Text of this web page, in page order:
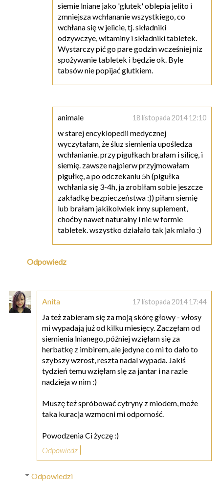
siemie lniane jako 'glutek' oblepia jelito i
zmniejsza wchłananie wszystkiego, co
wchłana się w jelicie, tj. składniki
odzywczye, witaminy i składniki tabletek.
Wystarczy pić go pare godzin wcześniej niz
spożywanie tabletek i będzie ok. Byle
tabsów nie popijać glutkiem.
animale 18 listopada 2014 12:10
w starej encyklopedii medycznej
wyczytałam, że śluz siemienia upośledza
wchłanianie. przy pigułkach brałam i silicę, i
siemię. zawsze najpierw przyjmowałam
pigułkę, a po odczekaniu 5h (pigułka
wchłania się 3-4h, ja zrobiłam sobie jeszcze
zakładkę bezpieczeństwa :)) piłam siemię
lub brałam jakikolwiek inny suplement,
choćby nawet naturalny i nie w formie
tabletek. wszystko działało tak jak miało :)
Odpowiedz
Anita 17 listopada 2014 17:44
Ja też zabieram się za moją skórę głowy - włosy
mi wypadają już od kilku miesięcy. Zaczęłam od
siemienia lnianego, później wzięłam się za
herbatkę z imbirem, ale jedyne co mi to dało to
szybszy wzrost, reszta nadal wypada. Jakiś
tydzień temu wzięłam się za jantar i na razie
nadzieja w nim :)
Muszę też spróbować cytryny z miodem, może
taka kuracja wzmocni mi odporność.
Powodzenia Ci życzę :)
Odpowiedz
Odpowiedzi